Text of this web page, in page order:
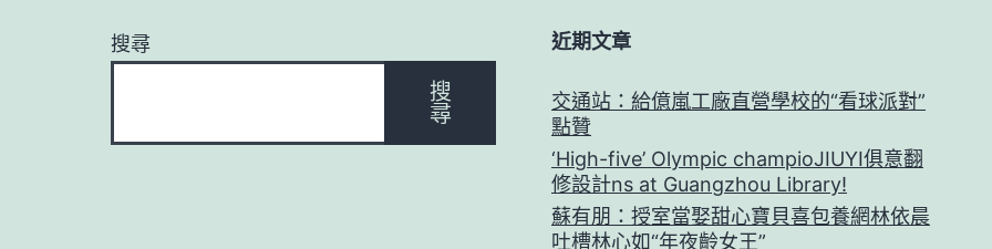
搜尋
搜
尋
近期文章
交通站：給億嵐工廠直營學校的“看球派對”
點贊
‘High-five’ Olympic champioJIUYI俱意翻
修設計ns at Guangzhou Library!
蘇有朋：授室當娶甜心寶貝喜包養網林依晨
吐槽林心如“年夜齡女王”